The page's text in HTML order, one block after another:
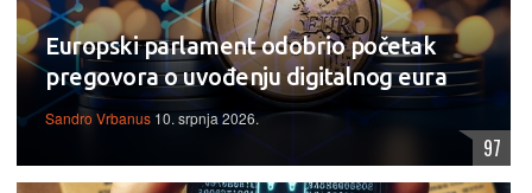
Europski parlament odobrio početak
pregovora o uvođenju digitalnog eura
Sandro Vrbanus 10. srpnja 2026.
97